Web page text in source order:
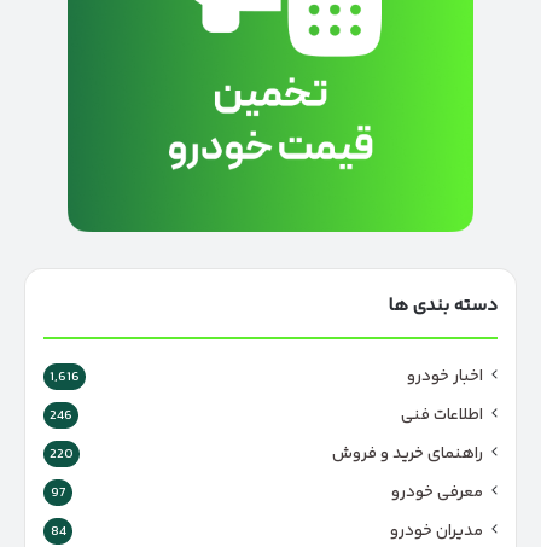
دسته بندی ها
اخبار خودرو 1,616
اطلاعات فنی 246
راهنمای خرید و فروش 220
معرفی خودرو 97
مدیران خودرو 84